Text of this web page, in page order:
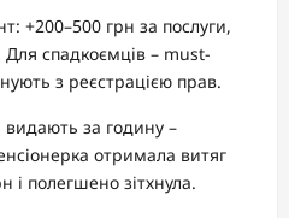
+200–500 грн за послуги,
спадкоємців – must-
з реєстрацією прав.
за годину –
отримала витяг
і полегшено зітхнула.